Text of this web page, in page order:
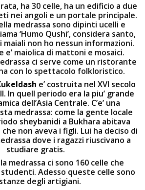
ha 30 celle, ha un edificio a due
nei angoli e un portale principale.
medrassa sono dipinti ucelli e
‘Humo Qushi’, considera santo,
non ho nessun informazioni.
e’ maiolica di mattoni e mosaici.
ci serve come un ristorante
con lo spettacolo folkloristico.
e’ costruita nel XVI secolo
In quell periodo era la piu’ grande
dell’Asia Centrale. C’e’ una
medrassa: come la gente locale
sheybanidi a Bukhara abitava
non aveva i figli. Lui ha deciso di
dove i ragazzi riuscivano a
studiare gratis.
medrassa ci sono 160 celle che
Adesso queste celle sono
degli artigiani.